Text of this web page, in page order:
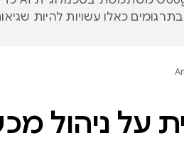
כאלו עשויות להיות
על ניהול